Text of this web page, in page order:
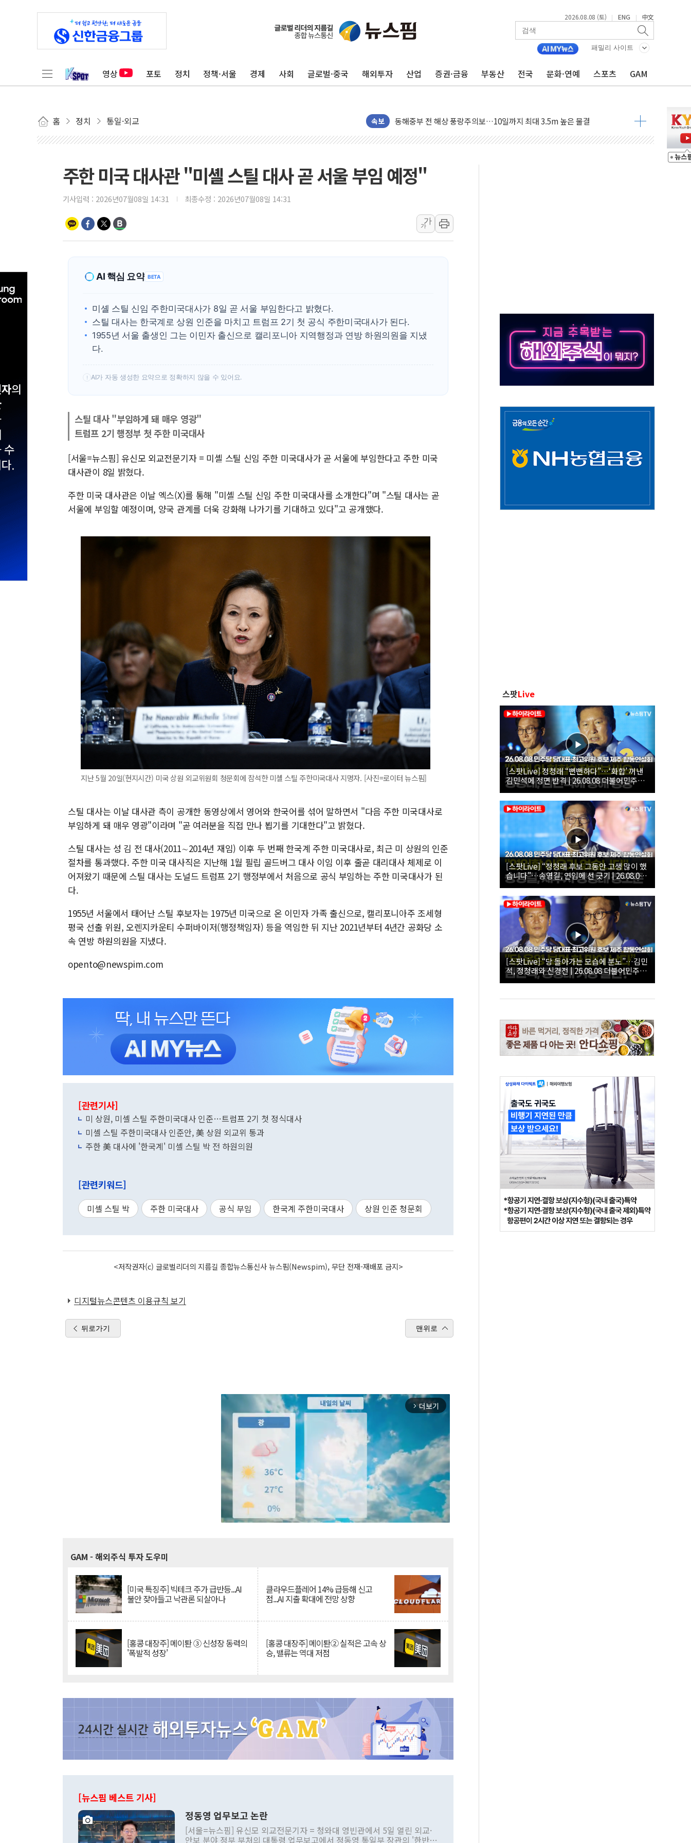
2026.08.08 (토) | ENG | 中文
패밀리 사이트
영상 포토 정치 정책·서울 경제 사회 글로벌·중국 해외투자 산업 증권·금융 부동산 전국 문화·연예 스포츠 GAM
홈 정치 통일·외교 속보
'화합' 꺼낸 김민석에 '뻔뻔' 받아친 정청래…제주 연설서 신경전 고조
李대통령, ISA 개편 재검토 지시…與 "적극 환영"·野 "졸속 국정"
연일 폭염에 온열질환 사망 23명…정부, 비상대응기구 가동
中 전방위 아파트 부양, 수도 베이징도 부동산 규제 철폐
동해시, 11~14일 '별똥별 멍' 운영…페르세우스 유성우 관측
강원 중·남부 동해안 시간당 50mm 이상 폭우…호우경보 발효
폭염에 車 운전면허 기능시험 오전 집중 편성…체감온도 38도 넘으면 중단
李대통령, 'ISA·주가누르기 방지법' 전면 재검토 지시
'호우 특보' 경북 울진 시간당 20~30mm 강한 비...가뭄 해소될 듯
주말 무더위·열대야 지속…내륙 곳곳 소나기
한상협, 업계 개인정보 보안 새판 짠다…'자율규제단체' 타진
민주당, 오늘 제주·인천 경선 발표...김민석 '재역전' vs 정청래 '격차 확대'
뉴욕증시, 고용 쇼크에 금리 인상 우려 후퇴…S&P500 최고치
트럼프, 쿡 연준 이사 해임 재추진…"26일까지 의혹 소명" 요구
주한 미국 대사관 "미셸 스틸 대사 곧 서울 부임 예정"
기사입력 : 2026년07월08일 14:31 최종수정 : 2026년07월08일 14:31
가
가
AI 핵심 요약 BETA
미셸 스틸 신임 주한미국대사가 8일 곧 서울 부임한다고 밝혔다.
스틸 대사는 한국계로 상원 인준을 마치고 트럼프 2기 첫 공식 주한미국대사가 된다.
1955년 서울 출생인 그는 이민자 출신으로 캘리포니아 지역행정과 연방 하원의원을 지냈
다.
! AI가 자동 생성한 요약으로 정확하지 않을 수 있어요.
스틸 대사 "부임하게 돼 매우 영광"
트럼프 2기 행정부 첫 주한 미국대사
[서울=뉴스핌] 유신모 외교전문기자 = 미셸 스틸 신임 주한 미국대사가 곧 서울에 부임한다고 주한 미국
대사관이 8일 밝혔다.
주한 미국 대사관은 이날 엑스(X)를 통해 "미셸 스틸 신임 주한 미국대사를 소개한다"며 "스틸 대사는 곧
서울에 부임할 예정이며, 양국 관계를 더욱 강화해 나가기를 기대하고 있다"고 공개했다.
지난 5월 20일(현지시간) 미국 상원 외교위원회 청문회에 참석한 미셸 스틸 주한미국대사 지명자. [사진=로이터 뉴스핌]
스틸 대사는 이날 대사관 측이 공개한 동영상에서 영어와 한국어를 섞어 말하면서 "다음 주한 미국대사로
부임하게 돼 매우 영광"이라며 "곧 여러분을 직접 만나 뵙기를 기대한다"고 밝혔다.
스틸 대사는 성 김 전 대사(2011∼2014년 재임) 이후 두 번째 한국계 주한 미국대사로, 최근 미 상원의 인준
절차를 통과했다. 주한 미국 대사직은 지난해 1월 필립 골드버그 대사 이임 이후 줄곧 대리대사 체제로 이
어져왔기 때문에 스틸 대사는 도널드 트럼프 2기 행정부에서 처음으로 공식 부임하는 주한 미국대사가 된
다.
1955년 서울에서 태어난 스틸 후보자는 1975년 미국으로 온 이민자 가족 출신으로, 캘리포니아주 조세형
평국 선출 위원, 오렌지카운티 수퍼바이저(행정책임자) 등을 역임한 뒤 지난 2021년부터 4년간 공화당 소
속 연방 하원의원을 지냈다.
opento@newspim.com
[관련기사]
미 상원, 미셸 스틸 주한미국대사 인준…트럼프 2기 첫 정식대사
미셸 스틸 주한미국대사 인준안, 美 상원 외교위 통과
주한 美 대사에 '한국계' 미셸 스틸 박 전 하원의원
[관련키워드]
미셸 스틸 박 주한 미국대사 공식 부임 한국계 주한미국대사 상원 인준 청문회
<저작권자(c) 글로벌리더의 지름길 종합뉴스통신사 뉴스핌(Newspim), 무단 전재-재배포 금지>
디지털뉴스콘텐츠 이용규칙 보기
뒤로가기 맨위로
arrow_forward_ios 더보기
GAM - 해외주식 투자 도우미
[미국 특징주] 빅테크 주가 급반등...AI
불안 잦아들고 낙관론 되살아나
클라우드플레어 14% 급등해 신고
점...AI 지출 확대에 전망 상향
[홍콩 대장주] 메이퇀 ③ 신성장 동력의
'폭발적 성장'
[홍콩 대장주] 메이퇀② 실적은 고속 상
승, 밸류는 역대 저점
[뉴스핌 베스트 기사]
정동영 업무보고 논란
[서울=뉴스핌] 유신모 외교전문기자 = 청와대 영빈관에서 5일 열린 외교·
안보 분야 정부 부처의 대통령 업무보고에서 정동영 통일부 장관의 '한반도
스팟Live
[스팟Live] 정청래 “뻔뻔하다”…‘화합’ 꺼낸
김민석에 정면 반격 | 26.08.08 더불어민주당
당대표·최고위원 후보 제주 합동연설회
[스팟Live] “정청래 후보 그동안 고생 많이 했
습니다”…송영길, 연임에 선 긋기 | 26.08.08
더불어민주당 당대표·최고위원 후보 제주 합
동연설회
[스팟Live] “당 돌아가는 모습에 분노”…김민
석, 정청래와 신경전 | 26.08.08 더불어민주당
당대표·최고위원 후보 제주 합동연설회